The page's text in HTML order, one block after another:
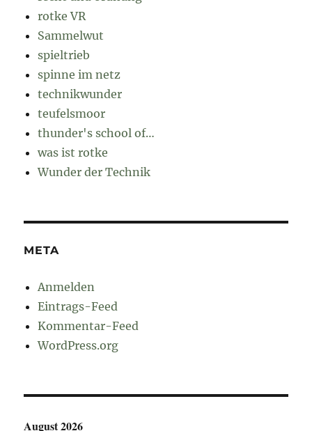
rotke VR
Sammelwut
spieltrieb
spinne im netz
technikwunder
teufelsmoor
thunder's school of…
was ist rotke
Wunder der Technik
META
Anmelden
Eintrags-Feed
Kommentar-Feed
WordPress.org
August 2026